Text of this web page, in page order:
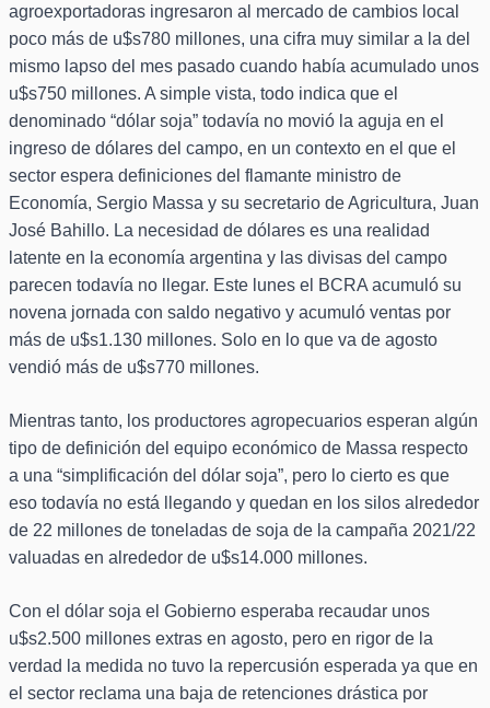
agroexportadoras ingresaron al mercado de cambios local
poco más de u$s780 millones, una cifra muy similar a la del
mismo lapso del mes pasado cuando había acumulado unos
u$s750 millones. A simple vista, todo indica que el
denominado “dólar soja” todavía no movió la aguja en el
ingreso de dólares del campo, en un contexto en el que el
sector espera definiciones del flamante ministro de
Economía, Sergio Massa y su secretario de Agricultura, Juan
José Bahillo. La necesidad de dólares es una realidad
latente en la economía argentina y las divisas del campo
parecen todavía no llegar. Este lunes el BCRA acumuló su
novena jornada con saldo negativo y acumuló ventas por
más de u$s1.130 millones. Solo en lo que va de agosto
vendió más de u$s770 millones.
Mientras tanto, los productores agropecuarios esperan algún
tipo de definición del equipo económico de Massa respecto
a una “simplificación del dólar soja”, pero lo cierto es que
eso todavía no está llegando y quedan en los silos alrededor
de 22 millones de toneladas de soja de la campaña 2021/22
valuadas en alrededor de u$s14.000 millones.
Con el dólar soja el Gobierno esperaba recaudar unos
u$s2.500 millones extras en agosto, pero en rigor de la
verdad la medida no tuvo la repercusión esperada ya que en
el sector reclama una baja de retenciones drástica por